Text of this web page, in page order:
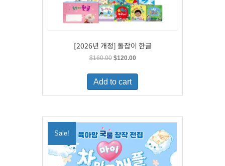
[2026년 개정] 돌잡이 한글
$160.00 Original
was:
$160.00.
$120.00Current
is:
Add to cart
Sale!